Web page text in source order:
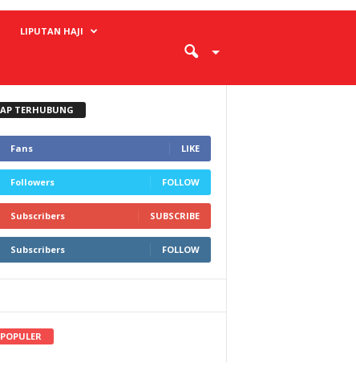
LIPUTAN HAJI
TERHUBUNG
Fans LIKE
Followers FOLLOW
Subscribers SUBSCRIBE
Subscribers FOLLOW